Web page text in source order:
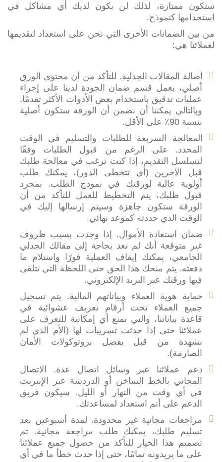
ستكون ممتازة، لذلك لن يكون لديك أي مشاكل في
استخدامها كنموذج.
من بين الضمانات الأخرى التي نحن على استعداد لتقديمها
لعملائنا هي:
أصالة المقالات الجدلية. للتأكد من أن محتوى الورق
أصلي، يعمل قسم ضمان الجودة لدينا على إجراء
عمليات تدقيق باستخدام بعض الأدوات الأكثر تقدمًا.
وبالتالي يمكننا أن نضمن أن الورقة ستكون أصلية
بنسبة 90٪ على الأقل.
المعالجة السريعة للطلبات والتسليم في الوقت
المحدد. على الرغم من قبول الطلبات وفقًا
لتسلسل التقديم، إذا كنت ترغب في معالجة طلبك
قبل الآخرين (أي تتخطى الدور)، يمكنك طلب
أولوية عالية لورقتك في نموذج الطلب. بمجرد
قبول طلبك، يتم التخطيط للعمل للتأكد من أن
الورقة ستكون جاهزة وسيتم إرسالها إليك في
الوقت الذي حددته كموعد نهائي.
ضمان استعادة الأموال. إذا وجدت بسبب ظروف
غير متوقعة أنك لم تعد بحاجة إلى مقالك الجدلي
الجامعي، يمكنك إيقاف العملية فورًا واستلام ما
دفعته. يتم منحك هذا الحق حتى اللحظة التي تتلقى
فيها ورقتك عبر البريد الإلكتروني.
حماية هوية العملاء وبياناتهم المالية. يتم تسجيل
جميع العملاء تحت أرقام تعريف عشوائية في
قاعدة بياناتنا، والتي تمنع أي إمكانية للتعرف على
عملائنا حتى إذا حدثت تسريبات لها (الأم الذي لم
نشهده من قبل بفضل بروتوكولات الأمان
الصارمة).
دعم عملائنا عبر وسائل اتصال عدة. الاتصال
المجاني بالخط الساخن أو الدردشة عبر الإنترنت
في أي وقت من النهار أو الليل. سيكون فريق
الدعم على أتم استعداد لمساعدتك.
مراجعات مجانية غير محدودة. لمدة أسبوعين بعد
تسليم طلبك، يمكنك طلب مراجعة مجانية. تم
تصميم هذا الخيار للتأكد من حصول جميع عملائنا
على ما يريدونه تمامًا، حتى إذا حدث خطأ ما في أي